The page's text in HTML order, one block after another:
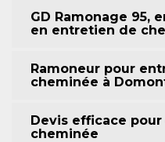
GD Ramonage 95,
en entretien de
Ramoneur pour
cheminée à
Devis efficace
cheminée